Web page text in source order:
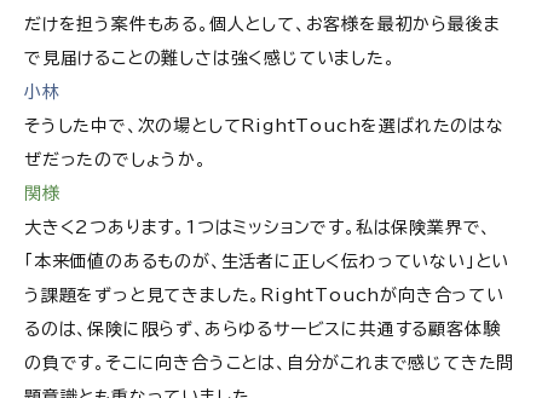
だけを担う案件もある。個人として、お客様を最初から最後ま
で見届けることの難しさは強く感じていました。
小林
そうした中で、次の場としてRightTouchを選ばれたのはな
ぜだったのでしょうか。
関様
大きく2つあります。1つはミッションです。私は保険業界で、
「本来価値のあるものが、生活者に正しく伝わっていない」とい
う課題をずっと見てきました。RightTouchが向き合ってい
るのは、保険に限らず、あらゆるサービスに共通する顧客体験
の負です。そこに向き合うことは、自分がこれまで感じてきた問